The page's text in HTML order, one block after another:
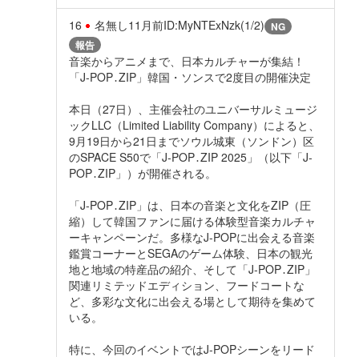
16 名無し11月前ID:MyNTExNzk(1/2) NG
報告
音楽からアニメまで、日本カルチャーが集結！
「J-POP․ZIP」韓国・ソンスで2度目の開催決定
本日（27日）、主催会社のユニバーサルミュージ
ックLLC（Limited Liability Company）によると、
9月19日から21日までソウル城東（ソンドン）区
のSPACE S50で「J-POP․ZIP 2025」（以下「J-
POP․ZIP」）が開催される。
「J-POP․ZIP」は、日本の音楽と文化をZIP（圧
縮）して韓国ファンに届ける体験型音楽カルチャ
ーキャンペーンだ。多様なJ-POPに出会える音楽
鑑賞コーナーとSEGAのゲーム体験、日本の観光
地と地域の特産品の紹介、そして「J-POP․ZIP」
関連リミテッドエディション、フードコートな
ど、多彩な文化に出会える場として期待を集めて
いる。
特に、今回のイベントではJ-POPシーンをリード